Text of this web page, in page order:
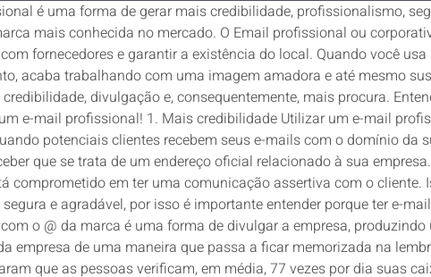
é uma forma de gerar mais credibilidade, profissionalismo,
mais conhecida no mercado. O Email profissional ou
fornecedores e garantir a existência do local. Quando você
acaba trabalhando com uma imagem amadora e até mesmo
divulgação e, consequentemente, mais procura.
e-mail profissional! 1. Mais credibilidade Utilizar um e-mail
potenciais clientes recebem seus e-mails com o domínio
que se trata de um endereço oficial relacionado à sua
comprometido em ter uma comunicação assertiva com o
e agradável, por isso é importante entender porque ter e-
o @ da marca é uma forma de divulgar a empresa,
empresa de uma maneira que passa a ficar memorizada na
que as pessoas verificam, em média, 77 vezes por dia suas